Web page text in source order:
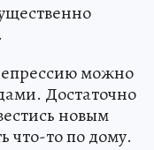
можно
Достаточно
новым
что-то по дому.